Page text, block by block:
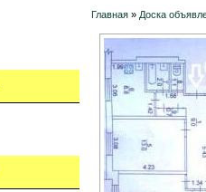
Главная » Доска